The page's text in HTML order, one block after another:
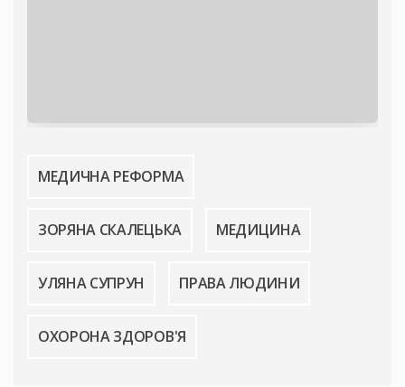
МЕДИЧНА РЕФОРМА
ЗОРЯНА СКАЛЕЦЬКА МЕДИЦИНА
УЛЯНА СУПРУН ПРАВА ЛЮДИНИ
ОХОРОНА ЗДОРОВ'Я